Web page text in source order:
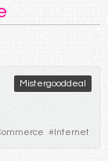
Mistergooddeal
#Internet